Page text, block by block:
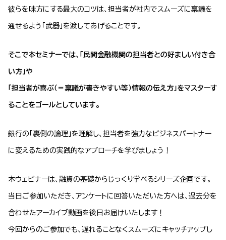
彼らを味方にする最大のコツは、担当者が社内でスムーズに稟議を
通せるよう「武器」を渡してあげることです。
そこで本セミナーでは、「民間金融機関の担当者との好ましい付き合
い方」や
「担当者が喜ぶ（＝稟議が書きやすい等）情報の伝え方」をマスターす
ることをゴールとしています。
銀行の「裏側の論理」を理解し、担当者を強力なビジネスパートナー
に変えるための実践的なアプローチを学びましょう！
本ウェビナーは、融資の基礎からじっくり学べるシリーズ企画です。
当日ご参加いただき、アンケートに回答いただいた方へは、過去分を
合わせたアーカイブ動画を後日お届けいたします！
今回からのご参加でも、遅れることなくスムーズにキャッチアップし